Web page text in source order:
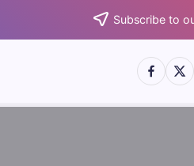
Subscribe to
https://